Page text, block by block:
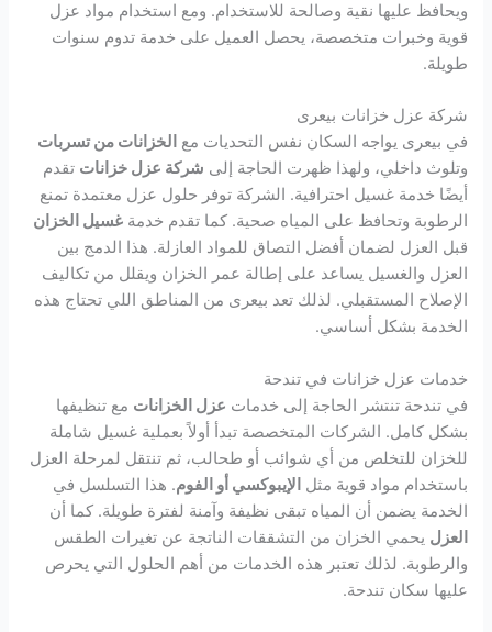
ويحافظ عليها نقية وصالحة للاستخدام. ومع استخدام مواد عزل
قوية وخبرات متخصصة، يحصل العميل على خدمة تدوم سنوات
طويلة.
شركة عزل خزانات بيعرى
في بيعرى يواجه السكان نفس التحديات مع الخزانات من تسربات
وتلوث داخلي، ولهذا ظهرت الحاجة إلى شركة عزل خزانات تقدم
أيضًا خدمة غسيل احترافية. الشركة توفر حلول عزل معتمدة تمنع
الرطوبة وتحافظ على المياه صحية. كما تقدم خدمةغسيل الخزان
قبل العزل لضمان أفضل التصاق للمواد العازلة. هذا الدمج بين
العزل والغسيل يساعد على إطالة عمر الخزان ويقلل من تكاليف
الإصلاح المستقبلي. لذلك تعد بيعرى من المناطق اللي تحتاج هذه
الخدمة بشكل أساسي.
خدمات عزل خزانات في تندحة
في تندحة تنتشر الحاجة إلى خدمات عزل الخزانات مع تنظيفها
بشكل كامل. الشركات المتخصصة تبدأ أولاً بعملية غسيل شاملة
للخزان للتخلص من أي شوائب أو طحالب، ثم تنتقل لمرحلة العزل
باستخدام مواد قوية مثل الإيبوكسي أو الفوم. هذا التسلسل في
الخدمة يضمن أن المياه تبقى نظيفة وآمنة لفترة طويلة. كما أن
العزل يحمي الخزان من التشققات الناتجة عن تغيرات الطقس
والرطوبة. لذلك تعتبر هذه الخدمات من أهم الحلول التي يحرص
عليها سكان تندحة.